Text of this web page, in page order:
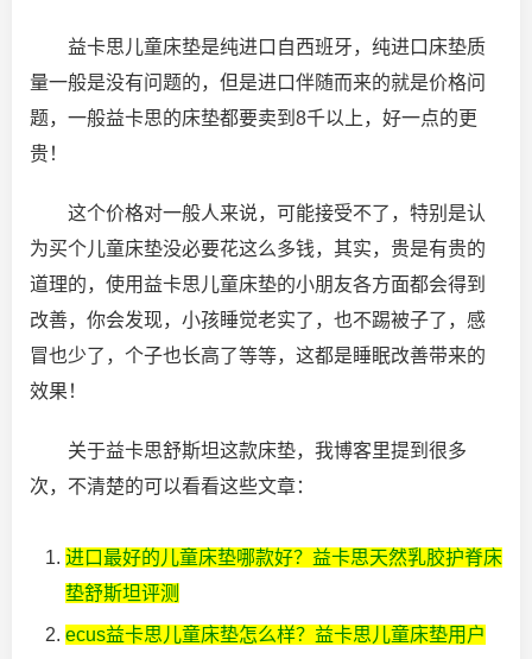
益卡思儿童床垫是纯进口自西班牙，纯进口床垫质
量一般是没有问题的，但是进口伴随而来的就是价格问
题，一般益卡思的床垫都要卖到8千以上，好一点的更
贵！
这个价格对一般人来说，可能接受不了，特别是认
为买个儿童床垫没必要花这么多钱，其实，贵是有贵的
道理的，使用益卡思儿童床垫的小朋友各方面都会得到
改善，你会发现，小孩睡觉老实了，也不踢被子了，感
冒也少了，个子也长高了等等，这都是睡眠改善带来的
效果！
关于益卡思舒斯坦这款床垫，我博客里提到很多
次，不清楚的可以看看这些文章：
进口最好的儿童床垫哪款好？益卡思天然乳胶护脊床
垫舒斯坦评测
ecus益卡思儿童床垫怎么样？益卡思儿童床垫用户